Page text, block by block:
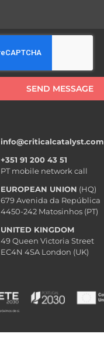
SEND MESSAGE
info@criticalcatalyst.com
+351 91 200 43 51
PT mobile network call
EUROPEAN UNION (HQ)
679 Avenida da República
4450-242 Matosinhos (PT)
UNITED KINGDOM
49 Queen Victoria Street
EC4N 4SA London (UK)